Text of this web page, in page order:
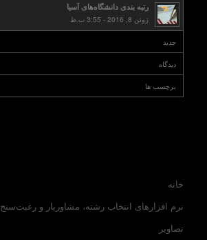
رتبه بندی دانشگاه‌های آسیا
ژوئن 8, 2016 - 3:55 ب.ظ
جدید
دیدگاه
برچسب ها
خانه
نرم افزارهای انتخاب رشته، مشاوریار و رغبت‌سنج
تصاویر